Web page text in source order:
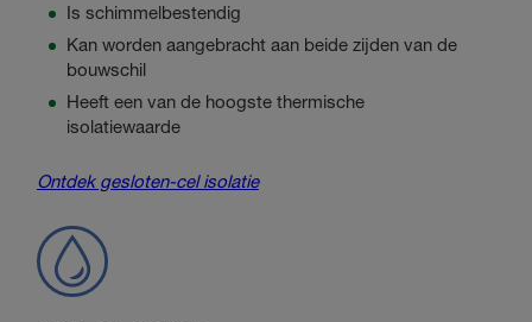
Is schimmelbestendig
Kan worden aangebracht aan beide zijden van de
bouwschil
Heeft een van de hoogste thermische
isolatiewaarde
Ontdek gesloten-cel isolatie